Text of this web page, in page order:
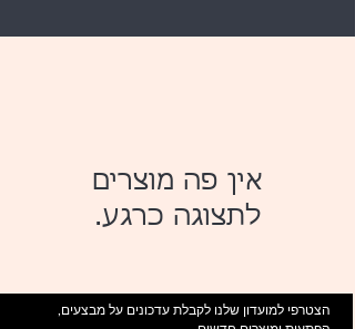
לתצוגה כרגע.
הצטרפי למועדון שלנו לקבלת עדכונים על מבצעים,